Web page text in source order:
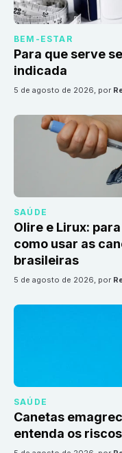
BEM-ESTAR
Para que serve
indicada
5 de agosto de 2026, por
SAÚDE
Olire e Lirux:
como usar as
brasileiras
5 de agosto de 2026, por
SAÚDE
Canetas
entenda os